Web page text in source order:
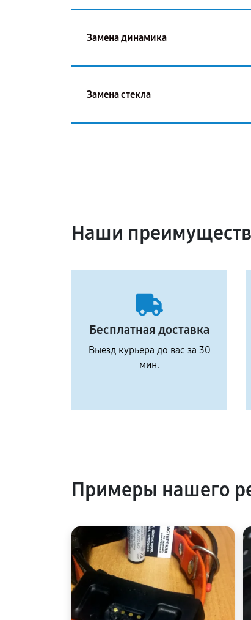
Замена динамика
Замена стекла
Наши
Бесплатная доставка
Выезд курьера до вас за 30
мин.
Примеры нашего